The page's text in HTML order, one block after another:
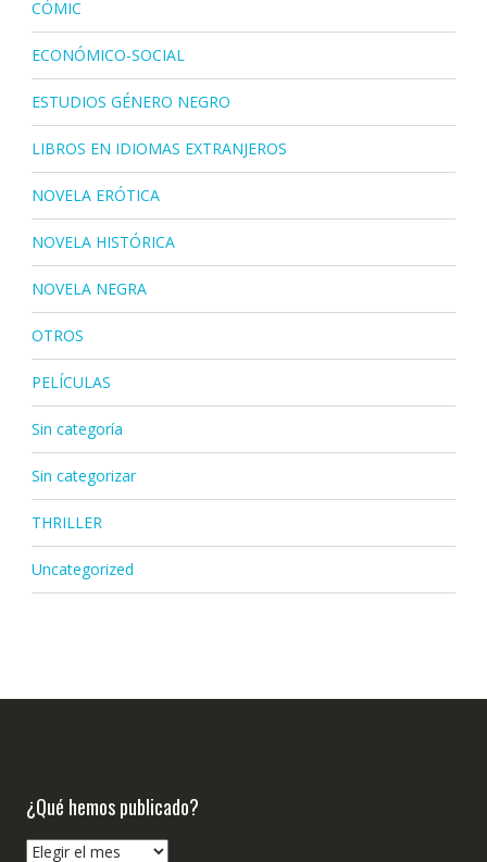
CÓMIC
ECONÓMICO-SOCIAL
ESTUDIOS GÉNERO NEGRO
LIBROS EN IDIOMAS EXTRANJEROS
NOVELA ERÓTICA
NOVELA HISTÓRICA
NOVELA NEGRA
OTROS
PELÍCULAS
Sin categoría
Sin categorizar
THRILLER
Uncategorized
¿Qué hemos publicado?
¿Qué